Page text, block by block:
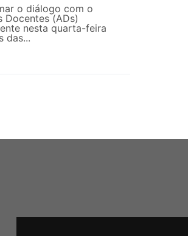
o diálogo com o
Docentes (ADs)
nesta quarta-feira
das...